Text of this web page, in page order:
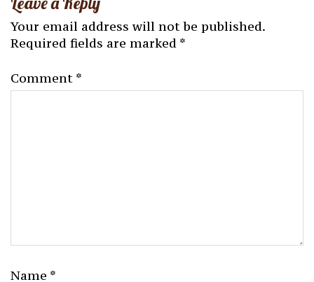
Your email address will not be published.
Required fields are marked *
Comment *
Name *